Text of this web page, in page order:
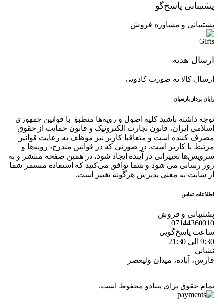
پشتیبانی پاسخ‌گو
پشتیبانی و مشاوره فروش
ارسال هدیه
ارسال کالا به صورت کادویی
رایان پرداز پارسیان
توجه داشته باشید کلیه اصول و رویه‏‌ها منطبق با قوانین جمهوری
اسلامی ایران، قانون تجارت الکترونیک و قانون حمایت از حقوق
مصرف کننده است و متعاقبا کاربر نیز موظف به رعایت قوانین
مرتبط با کاربر است. در صورتی که در قوانین مندرج، رویه‏‌ها و
سرویس‏‌ها تغییراتی در آینده ایجاد شود، در همین صفحه منتشر و به
روز رسانی می شود و شما توافق می‏‌کنید که استفاده مستمر شما
از سایت به معنی پذیرش هرگونه تغییر است.
اطلاعات تماس
پشتیبانی و فروش
07144360010
ساعت پاسخ‌گویی
9:30 الی 21:30
نشانی
فارس، آباده، میدان ولیعصر
تمام حقوق برای پینادو محفوظ است.